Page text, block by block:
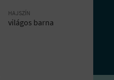
HAJSZÍN
világos barna